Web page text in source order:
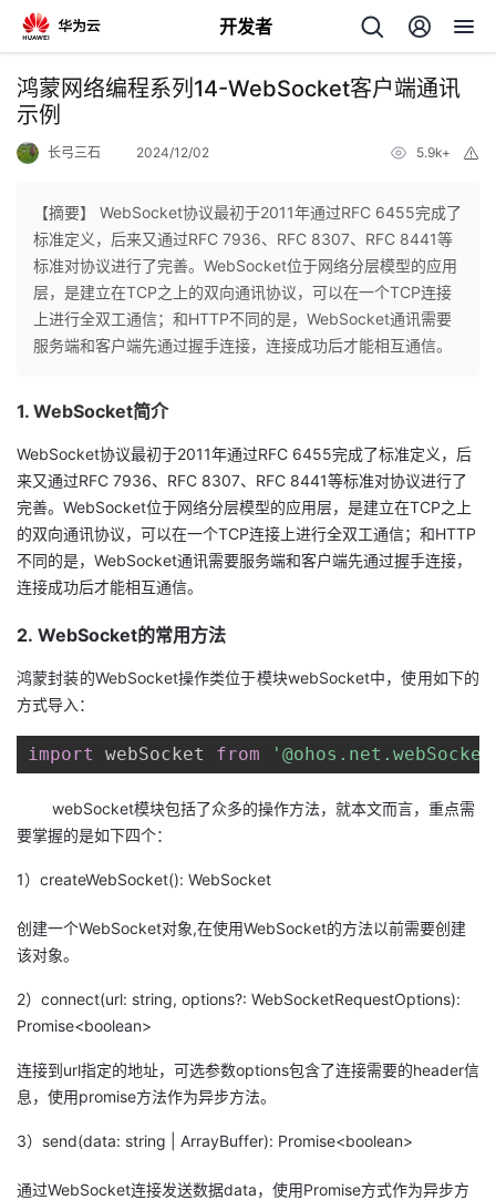
开发者
返
回
个
人
我
发
者
我
的
博
客
我
的
论
坛
我
的
圈
我
的
我
动
关
的
开
发
学
我
的
Programs
的
持
鸿蒙网络编程系列14-WebSocket客户端通讯
示例
长弓三石 2024/12/02 5.9k+
【摘要】 WebSocket协议最初于2011年通过RFC 6455完成了
标准定义，后来又通过RFC 7936、RFC 8307、RFC 8441等
标准对协议进行了完善。WebSocket位于网络分层模型的应用
层，是建立在TCP之上的双向通讯协议，可以在一个TCP连接
上进行全双工通信；和HTTP不同的是，WebSocket通讯需要
服务端和客户端先通过握手连接，连接成功后才能相互通信。
1. WebSocket简介
WebSocket协议最初于2011年通过RFC 6455完成了标准定义，后
来又通过RFC 7936、RFC 8307、RFC 8441等标准对协议进行了
完善。WebSocket位于网络分层模型的应用层，是建立在TCP之上
的双向通讯协议，可以在一个TCP连接上进行全双工通信；和HTTP
不同的是，WebSocket通讯需要服务端和客户端先通过握手连接，
连接成功后才能相互通信。
2. WebSocket的常用方法
鸿蒙封装的WebSocket操作类位于模块webSocket中，使用如下的
方式导入：
import webSocket from
webSocket模块包括了众多的操作方法，就本文而言，重点需
要掌握的是如下四个：
1）createWebSocket(): WebSocket
创建一个WebSocket对象,在使用WebSocket的方法以前需要创建
该对象。
2）connect(url: string, options?: WebSocketRequestOptions):
Promise<boolean>
连接到url指定的地址，可选参数options包含了连接需要的header信
息，使用promise方法作为异步方法。
3）send(data: string | ArrayBuffer): Promise<boolean>
通过WebSocket连接发送数据data，使用Promise方式作为异步方